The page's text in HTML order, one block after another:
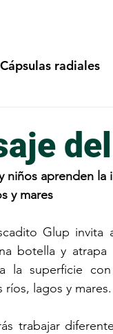
Cápsulas radiales
niños aprenden la
y mares
Glup invita
botella y
la superficie
lagos y mares.
trabajar